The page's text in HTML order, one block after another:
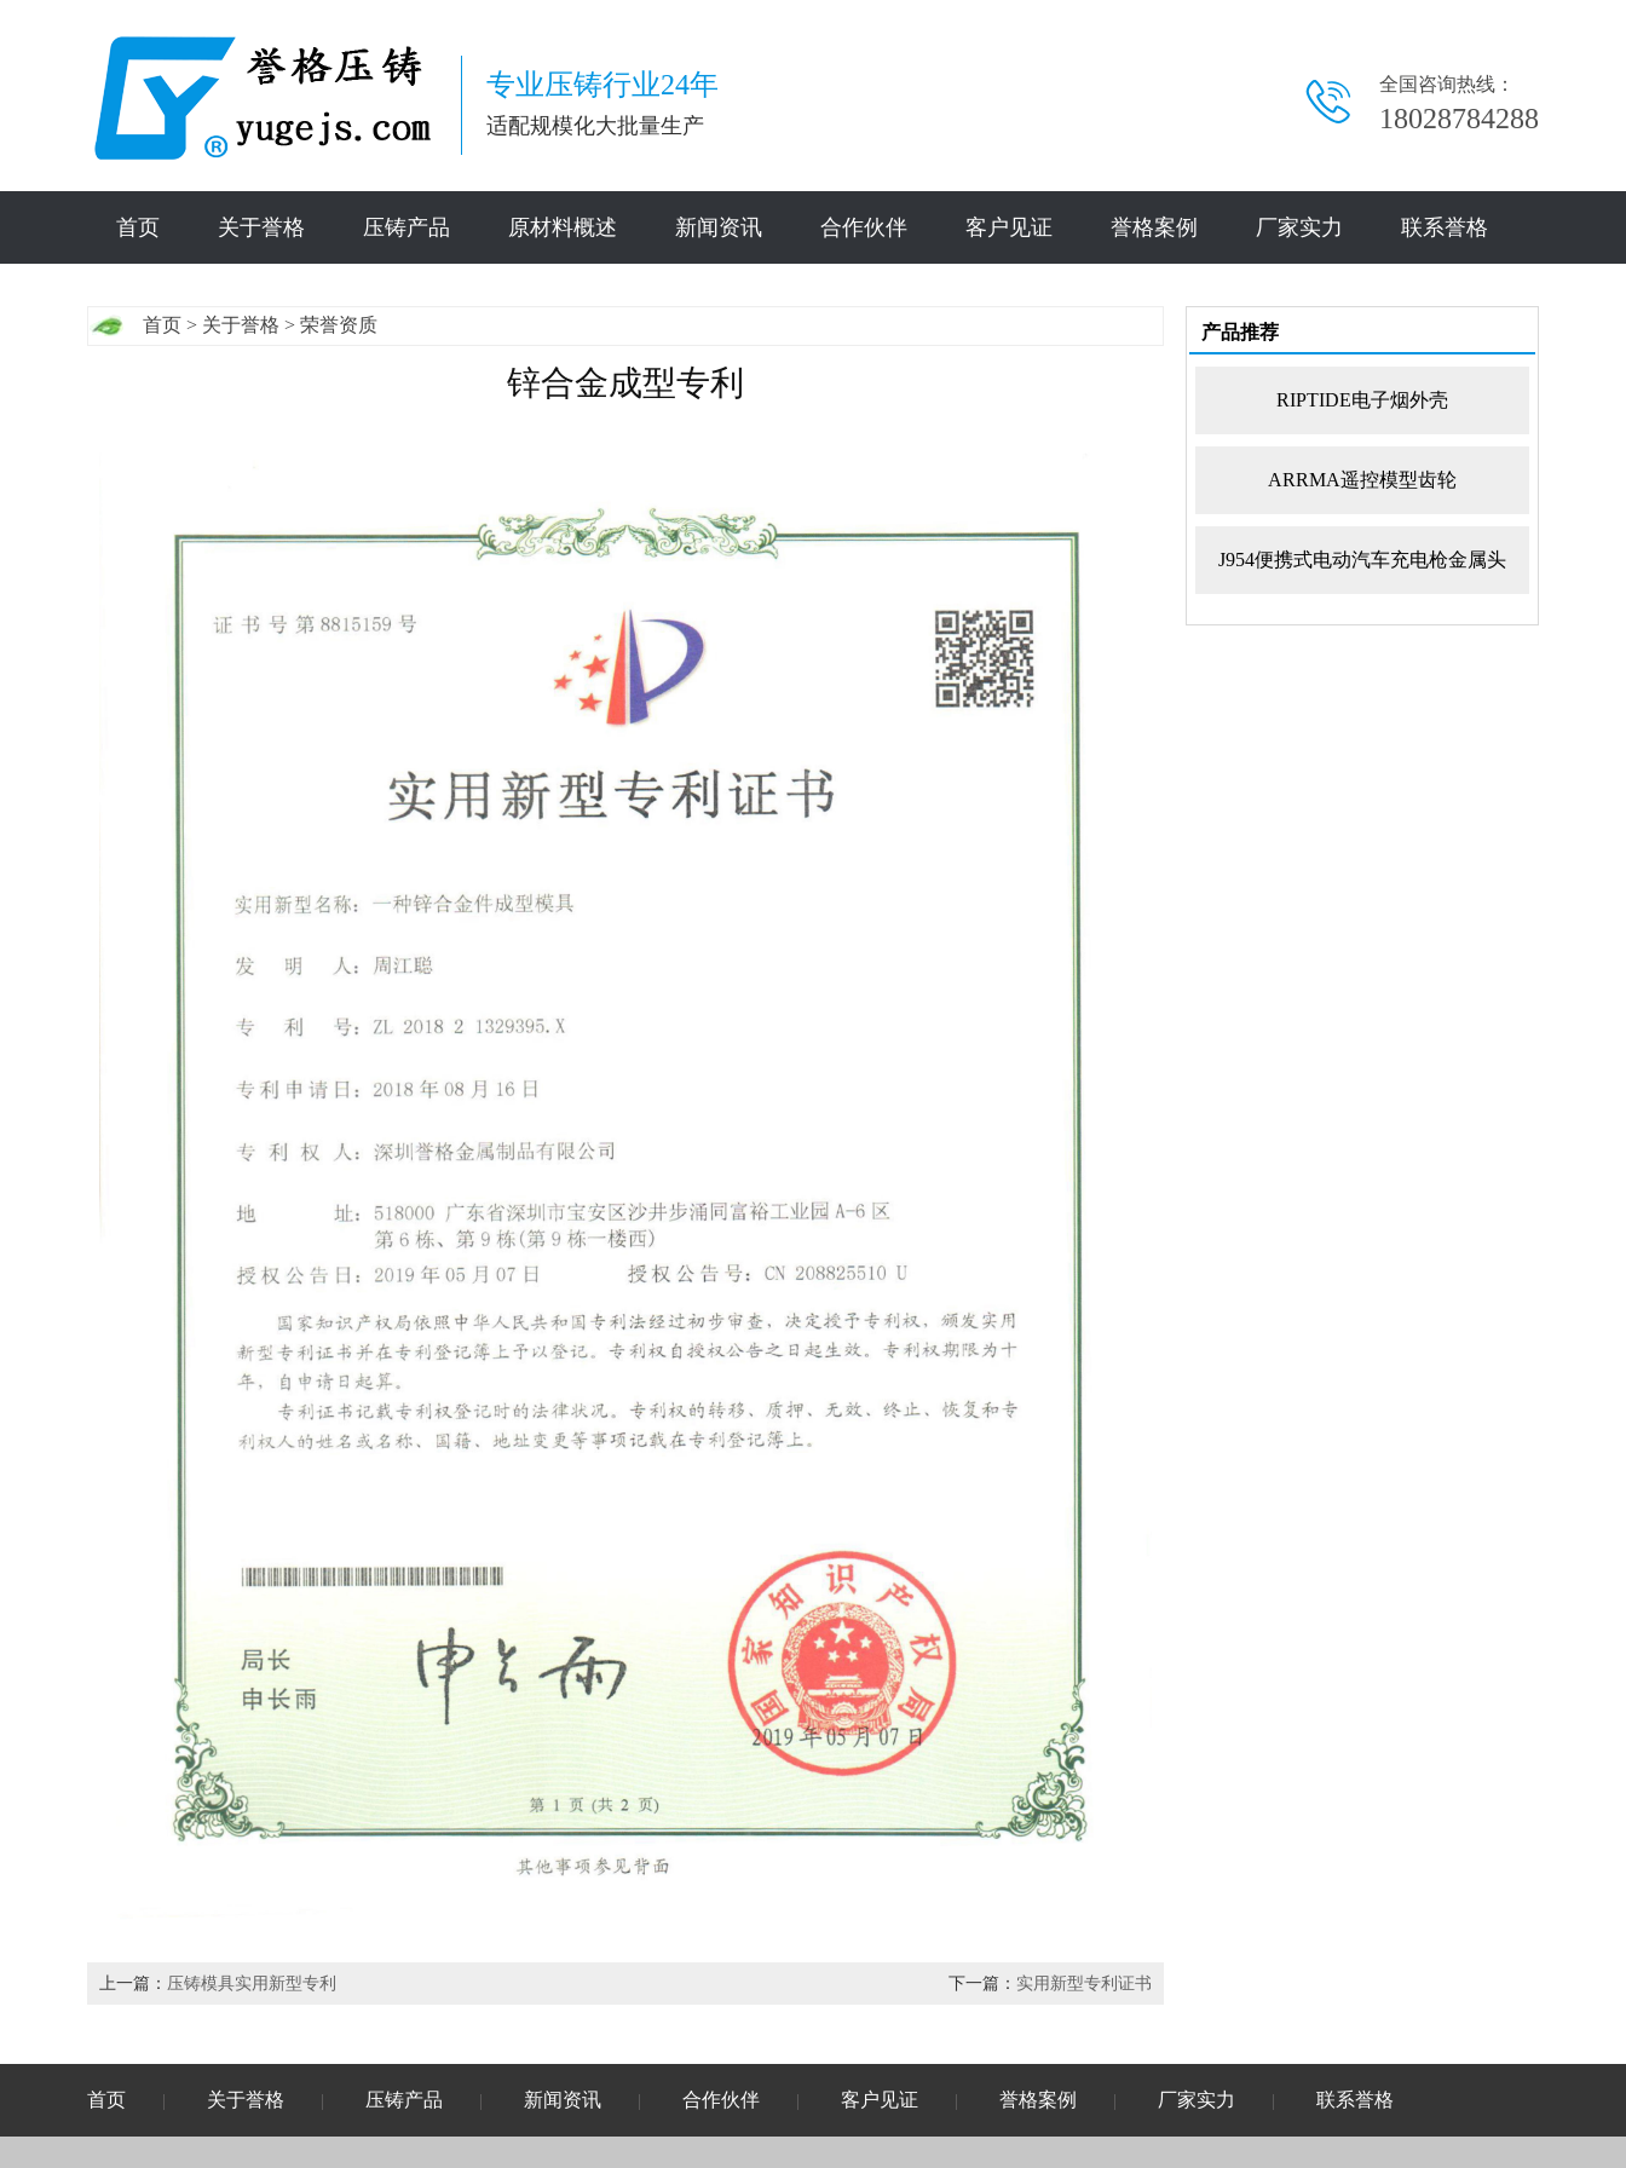
专业压铸行业24年
适配规模化大批量生产
全国咨询热线：
18028784288
首页 关于誉格 压铸产品 原材料概述 新闻资讯 合作伙伴 客户见证 誉格案例 厂家实力 联系誉格
产品推荐
RIPTIDE电子烟外壳
ARRMA遥控模型齿轮
J954便携式电动汽车充电枪金属头
首页 > 关于誉格 > 荣誉资质
锌合金成型专利
下一篇： 实用新型专利证书
上一篇： 压铸模具实用新型专利
首页 关于誉格 压铸产品 新闻资讯 合作伙伴 客户见证 誉格案例 厂家实力 联系誉格